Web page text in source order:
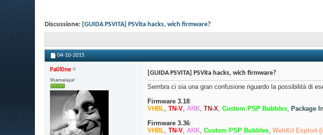
Discussione: [GUIDA PSVITA] PSVita hacks, wich firmware?
04-10-2015
Pa0l0ne
Shamalaya!
[GUIDA PSVITA] PSVita hacks, wich firmware?
Sembra ci sia una gran confusione riguardo la possibilità di
Firmware 3.18:
VHBL, TN-V, ARK, TN-X, Custom PSP Bubbles, Package
Firmware 3.36:
VHBL, TN-V, ARK, Custom PSP Bubbles, WebKit Exploit